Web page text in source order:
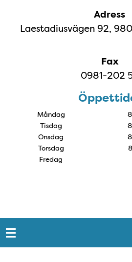
Adress
Laestadiusvägen 92,
Fax
0981-202
Måndag
Tisdag
Onsdag
Torsdag
Fredag
Snabblänkar